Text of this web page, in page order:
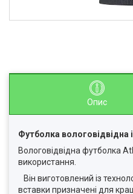
Опис
Футболка вологовідвідна
Вологовідвідна футболка
використання.
Він виготовлений із
вставки призначені для